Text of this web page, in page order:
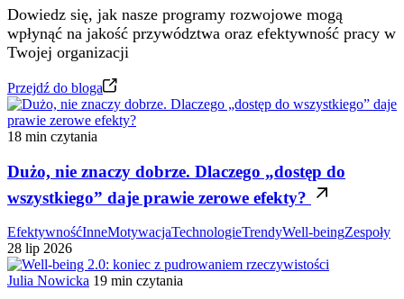
Dowiedz się, jak nasze programy rozwojowe mogą
wpłynąć na jakość przywództwa oraz efektywność pracy w
Twojej organizacji
Przejdź do bloga
18 min czytania
Dużo, nie znaczy dobrze. Dlaczego „dostęp do
wszystkiego” daje prawie zerowe efekty?
EfektywnośćInneMotywacjaTechnologieTrendyWell-beingZespoły
28 lip 2026
Julia Nowicka 19 min czytania